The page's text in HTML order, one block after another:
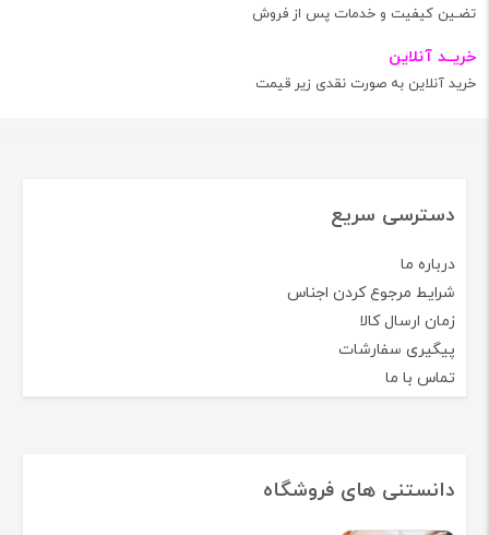
تضـین کیفیت و خدمات پس از فروش
خریــد آنلاین
خرید آنلاین به صورت نقدی زیر قیمت
دسترسی سریع
درباره ما
شرایط مرجوع کردن اجناس
زمان ارسال کالا
پیگیری سفارشات
تماس با ما
دانستنی های فروشگاه